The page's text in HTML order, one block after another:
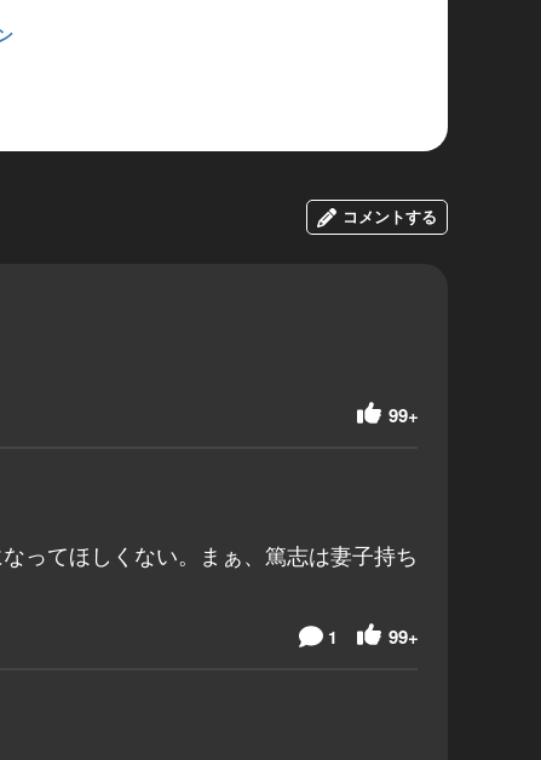
コメントする
99+
ってほしくない。まぁ、篤志は妻子持ち
99+
1